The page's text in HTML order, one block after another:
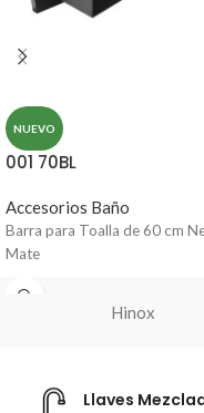
NUEVO
001 70BL
Accesorios Baño
Barra para Toalla de 60 cm
Mate
Hinox
Llaves